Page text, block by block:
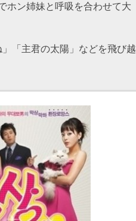
ホン姉妹と呼吸を合わせて大
「主君の太陽」などを飛び越